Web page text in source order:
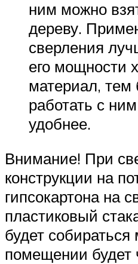
ним можно
дереву.
сверления
его мощности
материал, тем
работать с
удобнее.
Внимание! При
конструкции на
гипсокартона на
пластиковый
будет собираться
помещении будет